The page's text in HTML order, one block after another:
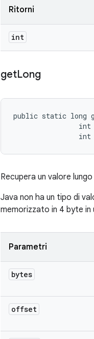
Ritorni
int
getLong
public static long
int
int
Recupera un valore
Java non ha un tipo di
memorizzato in 4 byte in
Parametri
bytes
offset